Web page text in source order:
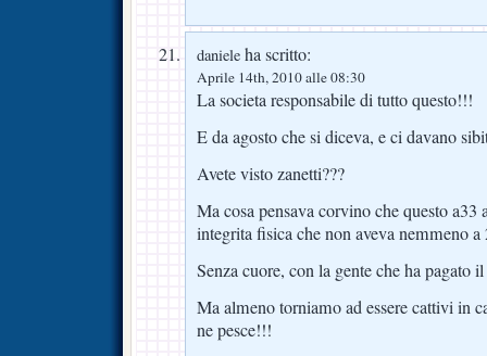
daniele ha scritto:
Aprile 14th, 2010 alle 08:30
La societa responsabile di tutto questo!!!
E da agosto che si diceva, e ci davano
Avete visto zanetti???
Ma cosa pensava corvino che questo a33
integrita fisica che non aveva nemmeno a
Senza cuore, con la gente che ha pagato
Ma almeno torniamo ad essere cattivi in
ne pesce!!!